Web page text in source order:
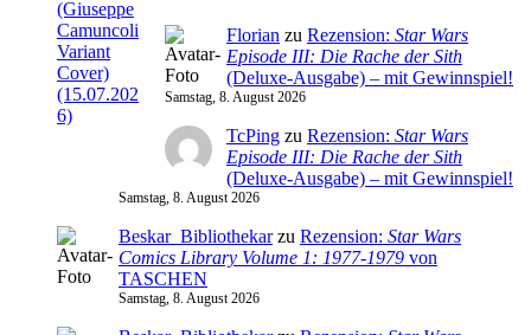
Florian zu Rezension: Star Wars
Episode III: Die Rache der Sith
(Deluxe-Ausgabe) – mit Gewinnspiel!
Samstag, 8. August 2026
TcPing zu Rezension: Star Wars
Episode III: Die Rache der Sith
(Deluxe-Ausgabe) – mit Gewinnspiel!
Samstag, 8. August 2026
Beskar_Bibliothekarzu Rezension: Star Wars
Comics Library Volume 1: 1977-1979 von
TASCHEN
Samstag, 8. August 2026